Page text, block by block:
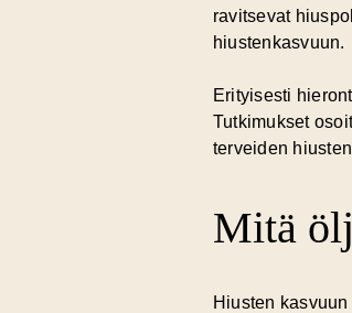
ravitsevat
hiustenkasvuun.
Erityisesti
Tutkimukset
terveiden
Mitä
Hiusten